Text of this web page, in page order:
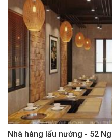
Nhà hàng lẩu nướng - 52